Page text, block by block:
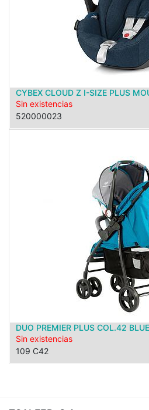
CYBEX CLOUD Z I-SIZE PLUS
Sin existencias
520000023
DUO PREMIER PLUS COL.42 BLUE
Sin existencias
109 C42